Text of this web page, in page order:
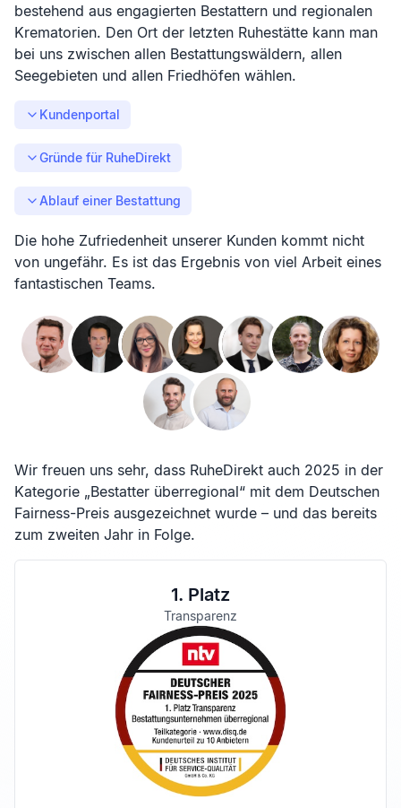
bestehend aus engagierten Bestattern und regionalen
Krematorien. Den Ort der letzten Ruhestätte kann man
bei uns zwischen allen Bestattungswäldern, allen
Seegebieten und allen Friedhöfen wählen.
Kundenportal
Gründe für RuheDirekt
Ablauf einer Bestattung
Die hohe Zufriedenheit unserer Kunden kommt nicht
von ungefähr. Es ist das Ergebnis von viel Arbeit eines
fantastischen Teams.
Wir freuen uns sehr, dass RuheDirekt auch 2025 in der
Kategorie „Bestatter überregional“ mit dem Deutschen
Fairness-Preis ausgezeichnet wurde – und das bereits
zum zweiten Jahr in Folge.
1. Platz
Transparenz